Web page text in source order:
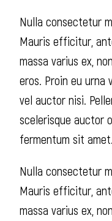
Nulla consectetur
Mauris efficitur,
massa varius ex,
eros. Proin eu urna
vel auctor nisi.
scelerisque auctor
fermentum sit amet.
Nulla consectetur
Mauris efficitur,
massa varius ex,